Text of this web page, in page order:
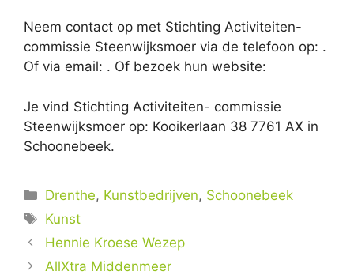
Neem contact op met Stichting Activiteiten-
commissie Steenwijksmoer via de telefoon op: .
Of via email: . Of bezoek hun website:
Je vind Stichting Activiteiten- commissie
Steenwijksmoer op: Kooikerlaan 38 7761 AX in
Schoonebeek.
Categorieën
Drenthe, Kunstbedrijven, Schoonebeek
Tags
Kunst
Hennie Kroese Wezep
AllXtra Middenmeer